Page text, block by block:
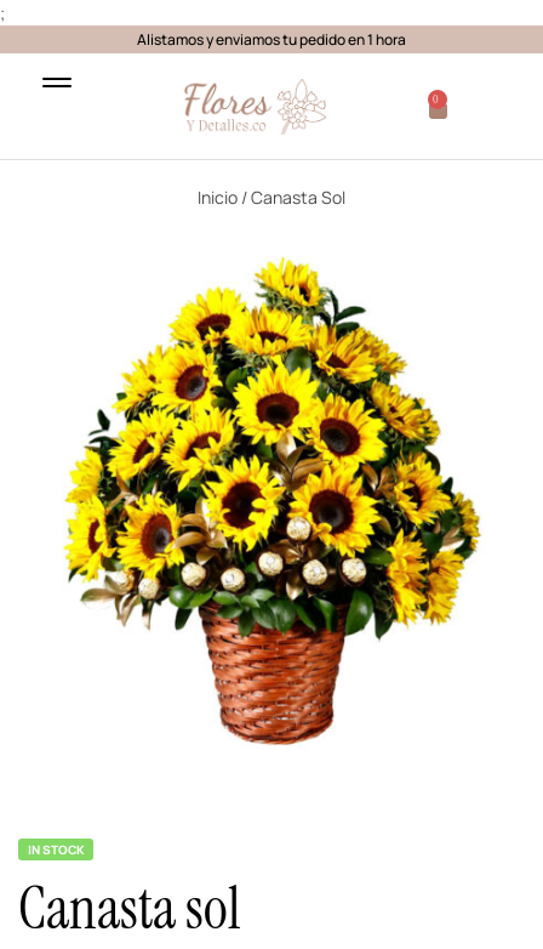
;
Alistamos y enviamos tu pedido en 1 hora
0
Inicio / Canasta Sol
IN STOCK
Canasta sol